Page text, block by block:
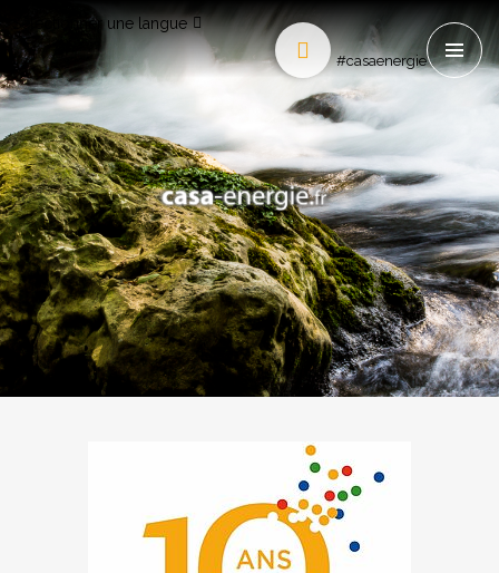
Sélectionner une langue
#casaenergie